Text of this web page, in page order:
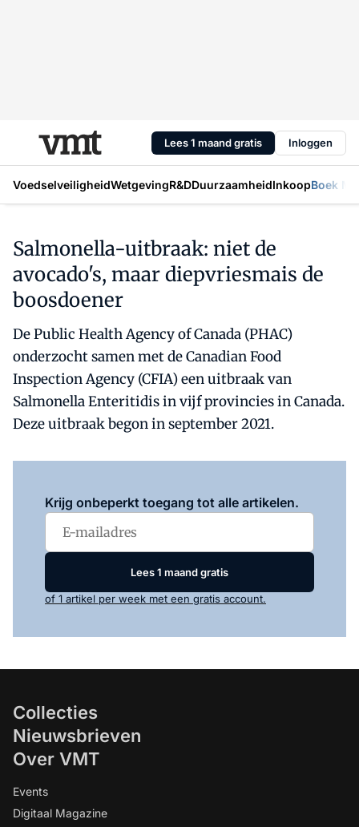
Lees 1 maand gratis Inloggen
VoedselveiligheidWetgevingR&DDuurzaamheidInkoopBoek
Salmonella-uitbraak: niet de
avocado's, maar diepvriesmais de
boosdoener
De Public Health Agency of Canada (PHAC)
onderzocht samen met de Canadian Food
Inspection Agency (CFIA) een uitbraak van
Salmonella Enteritidis in vijf provincies in Canada.
Deze uitbraak begon in september 2021.
Krijg onbeperkt toegang tot alle artikelen.
Lees 1 maand gratis
of 1 artikel per week met een gratis account.
Collecties
Nieuwsbrieven
Over VMT
Events
Digitaal Magazine